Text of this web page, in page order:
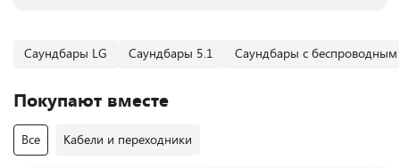
Саундбары LG Саундбары 5.1 Саундбары с
Покупают вместе
Все Кабели и переходники